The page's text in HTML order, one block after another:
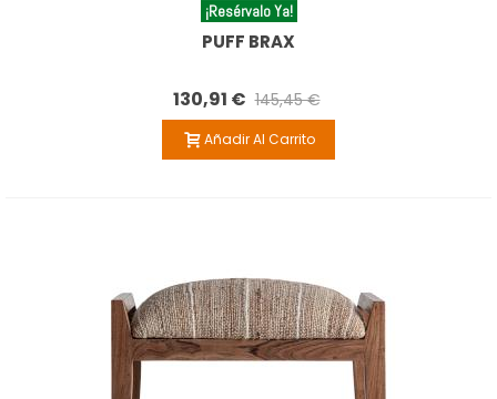
¡Resérvalo Ya!
PUFF BRAX
130,91 € 145,45 €
Añadir Al Carrito